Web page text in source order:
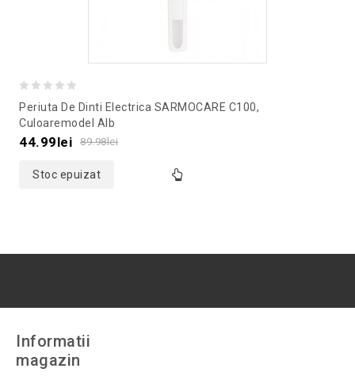
out
of
Periuta De Dinti Electrica SARMOCARE C100,
Culoaremodel Alb
89.98lei
44.99lei
Stoc epuizat
Informatii
magazin